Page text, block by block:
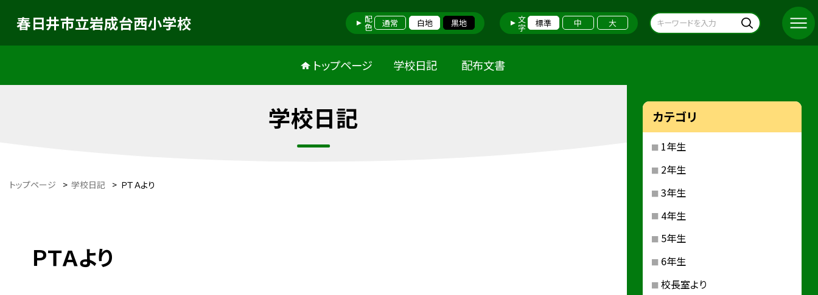
春日井市立岩成台西小学校 配色 通常 白地 黒地 文字 標準 中 大
トップページ 学校日記 配布文書
学校日記
トップページ > 学校日記 > ＰＴＡより
ＰＴＡより
カテゴリ
1年生
2年生
3年生
4年生
5年生
6年生
校長室より